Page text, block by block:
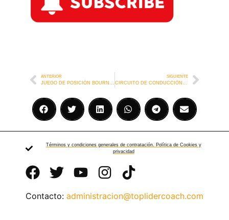
ANTERIOR SIGUIENTE
Términos y condiciones generales de contratación. Política de Cookies y
privacidad
Contacto: administracion@toplidercoach.com